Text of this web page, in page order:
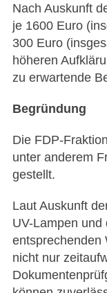
Nach Auskunft
je 1600 Euro
300 Euro
höheren
zu erwartende
Begründung
Die FDP-
unter anderem
gestellt.
Laut Auskunft
UV-Lampen
entsprechenden
nicht nur